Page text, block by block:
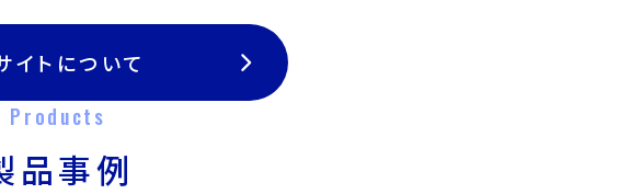
イトについて
Products
品事例